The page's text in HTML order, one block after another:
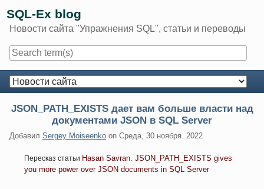
content
SQL-Ex blog
Новости сайта "Упражнения SQL", статьи и переводы
Navigation
JSON_PATH_EXISTS дает вам больше власти над
документами JSON в SQL Server
Добавил Sergey Moiseenko on Среда, 30 ноября. 2022
Пересказ статьи Hasan Savran. JSON_PATH_EXISTS gives
you more power over JSON documents in SQL Server